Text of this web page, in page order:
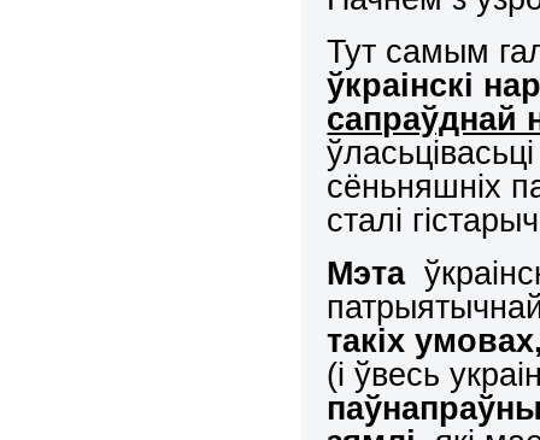
Тут самым
ўкраінскі
сапраўднай
сёньняшніх
сталі
Мэта
такіх
(і ўвесь